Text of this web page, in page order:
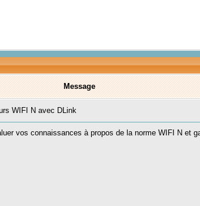
Message
WIFI N avec DLink
vos connaissances à propos de la norme WIFI N et